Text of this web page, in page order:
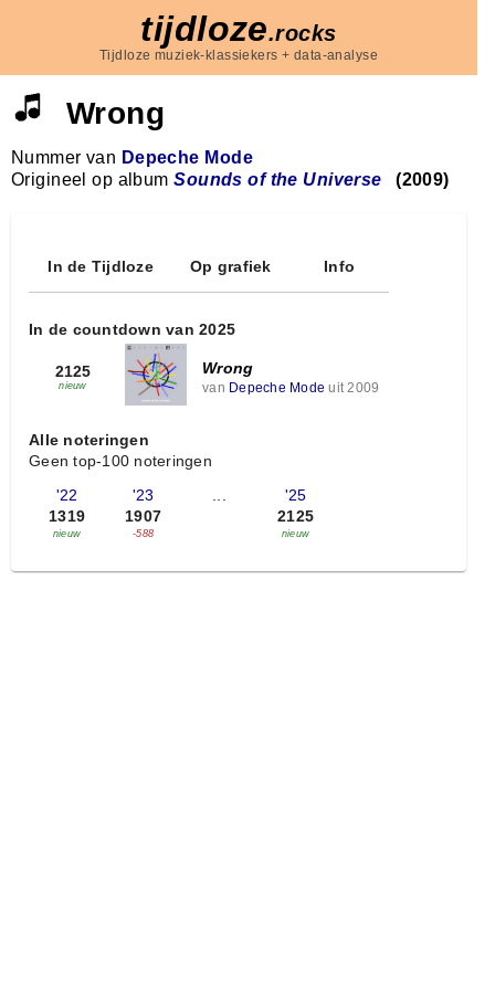
tijdloze.rocks
Tijdloze muziek-klassiekers + data-analyse
Wrong
Nummer van Depeche Mode
Origineel op albumSounds of the Universe (2009)
In de Tijdloze Op grafiek Info
In de countdown van 2025
2125
nieuw
Wrong
van Depeche Mode uit 2009
Alle noteringen
Geen top-100 noteringen
'22
1319
nieuw
'23
1907
-588
...
'25
2125
nieuw